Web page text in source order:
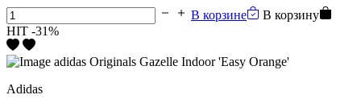
В корзине
В корзину
HIT -31%
Adidas